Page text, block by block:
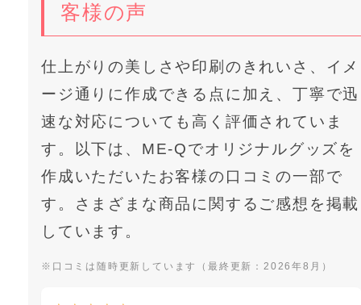
客様の声
仕上がりの美しさや印刷のきれいさ、イメ
ージ通りに作成できる点に加え、丁寧で迅
速な対応についても高く評価されていま
す。以下は、ME-Qでオリジナルグッズを
作成いただいたお客様の口コミの一部で
す。さまざまな商品に関するご感想を掲載
しています。
※口コミは随時更新しています（最終更新：2026年8月）